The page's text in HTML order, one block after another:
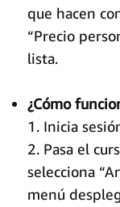
que hacen
“Precio
lista.
¿Cómo
1. Inicia
2. Pasa el
selecciona
menú